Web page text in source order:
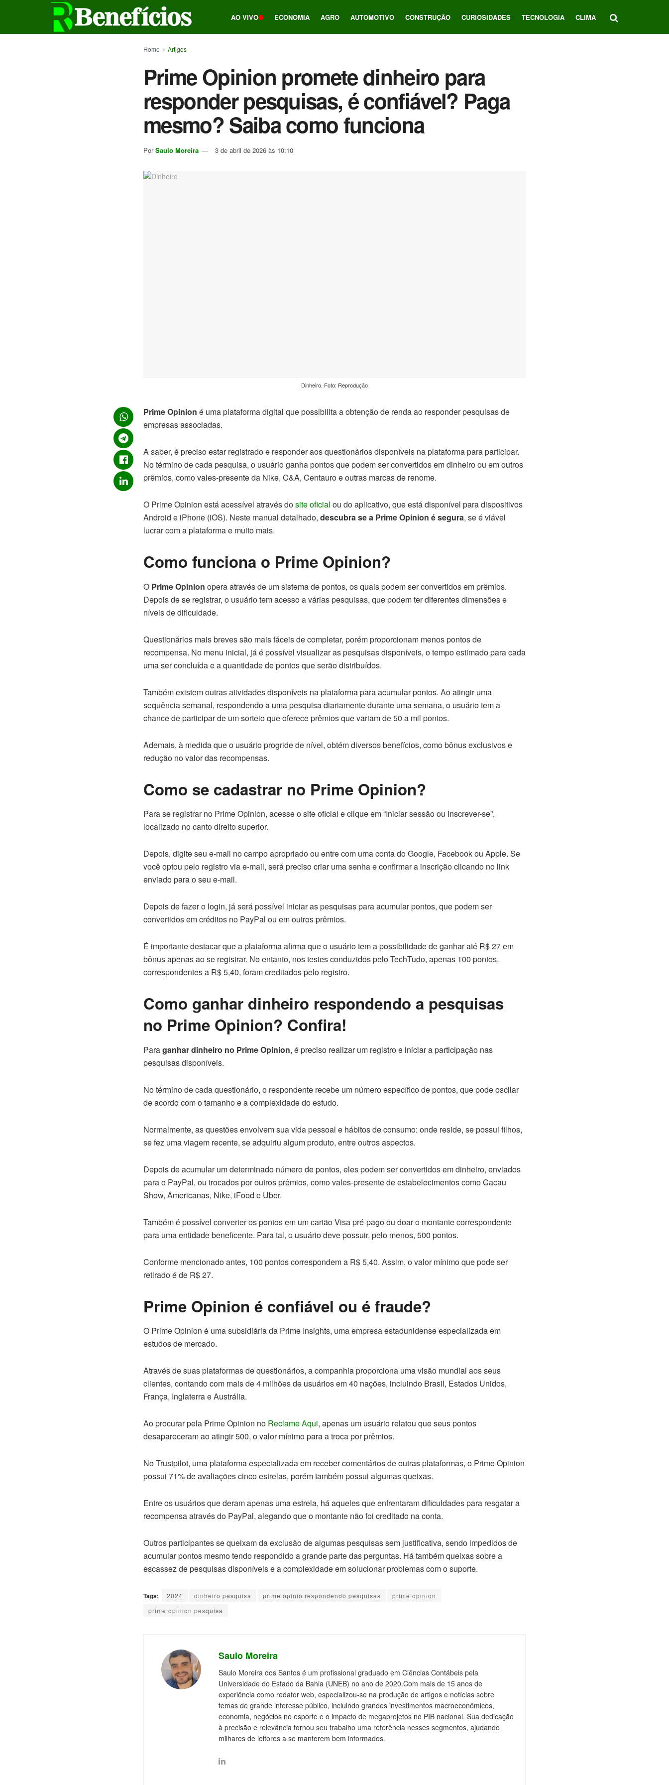
AO VIVO ECONOMIA AGRO AUTOMOTIVO CONSTRUÇÃO CURIOSIDADES TECNOLOGIA CLIMA
Home Artigos
Prime Opinion promete dinheiro para
responder pesquisas, é confiável? Paga
mesmo? Saiba como funciona
Por Saulo Moreira 3 de abril de 2026 às 10:10
Dinheiro. Foto: Reprodução
Prime Opinion é uma plataforma digital que possibilita a obtenção de renda ao responder pesquisas de
empresas associadas.
A saber, é preciso estar registrado e responder aos questionários disponíveis na plataforma para participar.
No término de cada pesquisa, o usuário ganha pontos que podem ser convertidos em dinheiro ou em outros
prêmios, como vales-presente da Nike, C&A, Centauro e outras marcas de renome.
O Prime Opinion está acessível através dosite oficial ou do aplicativo, que está disponível para dispositivos
Android e iPhone (iOS). Neste manual detalhado, descubra se a Prime Opinion é segura, se é viável
lucrar com a plataforma e muito mais.
Como funciona o Prime Opinion?
O Prime Opinion opera através de um sistema de pontos, os quais podem ser convertidos em prêmios.
Depois de se registrar, o usuário tem acesso a várias pesquisas, que podem ter diferentes dimensões e
níveis de dificuldade.
Questionários mais breves são mais fáceis de completar, porém proporcionam menos pontos de
recompensa. No menu inicial, já é possível visualizar as pesquisas disponíveis, o tempo estimado para cada
uma ser concluída e a quantidade de pontos que serão distribuídos.
Também existem outras atividades disponíveis na plataforma para acumular pontos. Ao atingir uma
sequência semanal, respondendo a uma pesquisa diariamente durante uma semana, o usuário tem a
chance de participar de um sorteio que oferece prêmios que variam de 50 a mil pontos.
Ademais, à medida que o usuário progride de nível, obtém diversos benefícios, como bônus exclusivos e
redução no valor das recompensas.
Como se cadastrar no Prime Opinion?
Para se registrar no Prime Opinion, acesse o site oficial e clique em “Iniciar sessão ou Inscrever-se”,
localizado no canto direito superior.
Depois, digite seu e-mail no campo apropriado ou entre com uma conta do Google, Facebook ou Apple. Se
você optou pelo registro via e-mail, será preciso criar uma senha e confirmar a inscrição clicando no link
enviado para o seu e-mail.
Depois de fazer o login, já será possível iniciar as pesquisas para acumular pontos, que podem ser
convertidos em créditos no PayPal ou em outros prêmios.
É importante destacar que a plataforma afirma que o usuário tem a possibilidade de ganhar até R$ 27 em
bônus apenas ao se registrar. No entanto, nos testes conduzidos pelo TechTudo, apenas 100 pontos,
correspondentes a R$ 5,40, foram creditados pelo registro.
Como ganhar dinheiro respondendo a pesquisas
no Prime Opinion? Confira!
Paraganhar dinheiro no Prime Opinion, é preciso realizar um registro e iniciar a participação nas
pesquisas disponíveis.
No término de cada questionário, o respondente recebe um número específico de pontos, que pode oscilar
de acordo com o tamanho e a complexidade do estudo.
Normalmente, as questões envolvem sua vida pessoal e hábitos de consumo: onde reside, se possui filhos,
se fez uma viagem recente, se adquiriu algum produto, entre outros aspectos.
Depois de acumular um determinado número de pontos, eles podem ser convertidos em dinheiro, enviados
para o PayPal, ou trocados por outros prêmios, como vales-presente de estabelecimentos como Cacau
Show, Americanas, Nike, iFood e Uber.
Também é possível converter os pontos em um cartão Visa pré-pago ou doar o montante correspondente
para uma entidade beneficente. Para tal, o usuário deve possuir, pelo menos, 500 pontos.
Conforme mencionado antes, 100 pontos correspondem a R$ 5,40. Assim, o valor mínimo que pode ser
retirado é de R$ 27.
Prime Opinion é confiável ou é fraude?
O Prime Opinion é uma subsidiária da Prime Insights, uma empresa estadunidense especializada em
estudos de mercado.
Através de suas plataformas de questionários, a companhia proporciona uma visão mundial aos seus
clientes, contando com mais de 4 milhões de usuários em 40 nações, incluindo Brasil, Estados Unidos,
França, Inglaterra e Austrália.
Ao procurar pela Prime Opinion no Reclame Aqui, apenas um usuário relatou que seus pontos
desapareceram ao atingir 500, o valor mínimo para a troca por prêmios.
No Trustpilot, uma plataforma especializada em receber comentários de outras plataformas, o Prime Opinion
possui 71% de avaliações cinco estrelas, porém também possui algumas queixas.
Entre os usuários que deram apenas uma estrela, há aqueles que enfrentaram dificuldades para resgatar a
recompensa através do PayPal, alegando que o montante não foi creditado na conta.
Outros participantes se queixam da exclusão de algumas pesquisas sem justificativa, sendo impedidos de
acumular pontos mesmo tendo respondido a grande parte das perguntas. Há também queixas sobre a
escassez de pesquisas disponíveis e a complexidade em solucionar problemas com o suporte.
Tags: 2024 dinheiro pesquisa prime opinio respondendo pesquisas
prime opinion
prime opinion pesquisa
Saulo Moreira
Saulo Moreira dos Santos é um profissional graduado em Ciências Contábeis pela
Universidade do Estado da Bahia (UNEB) no ano de 2020.Com mais de 15 anos de
experiência como redator web, especializou-se na produção de artigos e notícias sobre
temas de grande interesse público, incluindo grandes investimentos macroeconômicos,
economia, negócios no esporte e o impacto de megaprojetos no PIB nacional. Sua dedicação
à precisão e relevância tornou seu trabalho uma referência nesses segmentos, ajudando
milhares de leitores a se manterem bem informados.